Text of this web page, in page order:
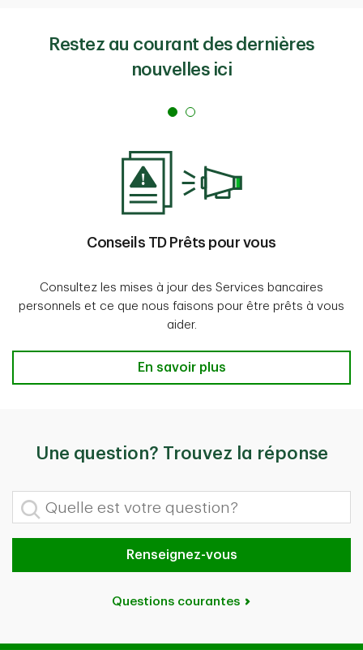
Restez au courant des dernières
nouvelles ici
Conseils TD Prêts pour vous
Consultez les mises à jour des Services bancaires
personnels et ce que nous faisons pour être prêts à vous
aider.
Conseils TD Prêts pour vous
En savoir plus
Une question? Trouvez la réponse
Quelle est votre question?
Renseignez-vous
Questions courantes